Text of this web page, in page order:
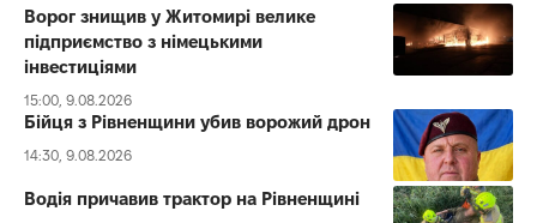
Ворог знищив у Житомирі велике
підприємство з німецькими
інвестиціями
15:00, 9.08.2026
Бійця з Рівненщини убив ворожий дрон
14:30, 9.08.2026
Водія причавив трактор на Рівненщині